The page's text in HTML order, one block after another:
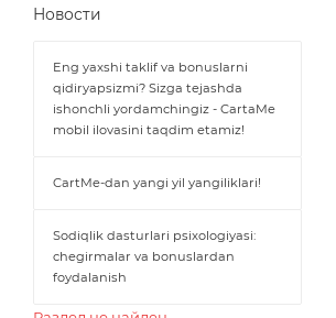
Новости
Eng yaxshi taklif va bonuslarni
qidiryapsizmi? Sizga tejashda
ishonchli yordamchingiz - CartaMe
mobil ilovasini taqdim etamiz!
CartMe-dan yangi yil yangiliklari!
Sodiqlik dasturlari psixologiyasi:
chegirmalar va bonuslardan
foydalanish